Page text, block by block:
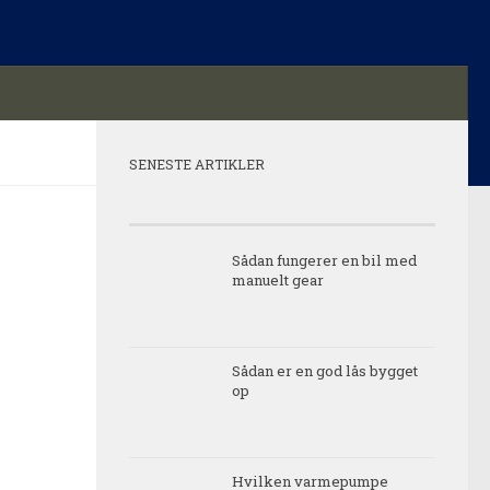
SENESTE ARTIKLER
Sådan fungerer en bil med
manuelt gear
Sådan er en god lås bygget
op
Hvilken varmepumpe